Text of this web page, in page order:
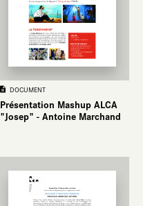
DOCUMENT
Présentation Mashup ALCA
"Josep" - Antoine Marchand